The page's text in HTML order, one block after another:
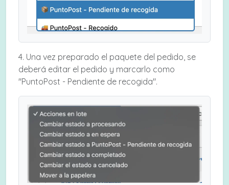
4. Una vez preparado el paquete del pedido, se
deberá editar el pedido y marcarlo como
"PuntoPost - Pendiente de recogida".